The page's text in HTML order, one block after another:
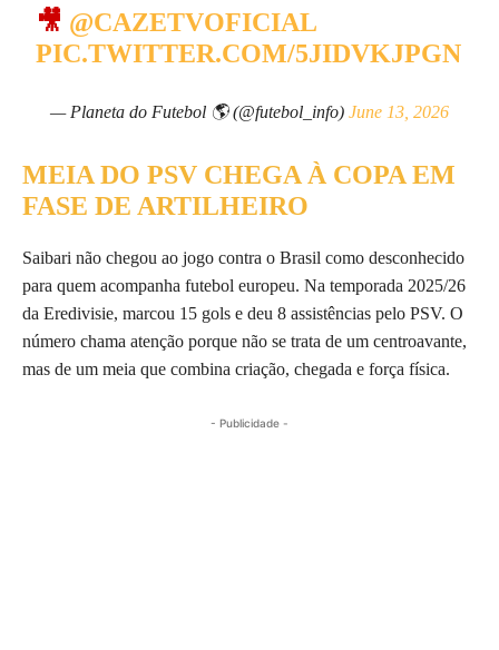
🎥 @CAZETVOFICIAL
PIC.TWITTER.COM/5JIDVKJPGN
— Planeta do Futebol 🌎 (@futebol_info) June 13, 2026
MEIA DO PSV CHEGA À COPA EM
FASE DE ARTILHEIRO
Saibari não chegou ao jogo contra o Brasil como desconhecido
para quem acompanha futebol europeu. Na temporada 2025/26
da Eredivisie, marcou 15 gols e deu 8 assistências pelo PSV. O
número chama atenção porque não se trata de um centroavante,
mas de um meia que combina criação, chegada e força física.
- Publicidade -